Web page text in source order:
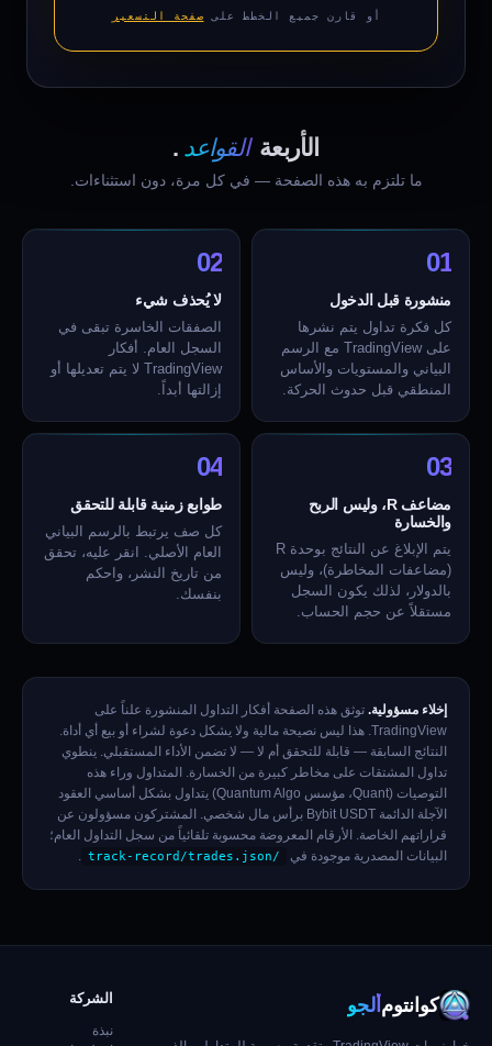
أو قارن جميع الخطط على صفحة التسعير
الأربعة القواعد .
ما تلتزم به هذه الصفحة — في كل مرة، دون استثناءات.
01
منشورة قبل الدخول
كل فكرة تداول يتم نشرها
على TradingView مع الرسم
البياني والمستويات والأساس
المنطقي قبل حدوث الحركة.
02
لا يُحذف شيء
الصفقات الخاسرة تبقى في
السجل العام. أفكار
TradingView لا يتم تعديلها أو
إزالتها أبداً.
03
مضاعف R، وليس الربح
والخسارة
يتم الإبلاغ عن النتائج بوحدة R
(مضاعفات المخاطرة)، وليس
بالدولار، لذلك يكون السجل
مستقلاً عن حجم الحساب.
04
طوابع زمنية قابلة للتحقق
كل صف يرتبط بالرسم البياني
العام الأصلي. انقر عليه، تحقق
من تاريخ النشر، واحكم
بنفسك.
إخلاء مسؤولية. توثق هذه الصفحة أفكار التداول المنشورة علناً على
TradingView. هذا ليس نصيحة مالية ولا يشكل دعوة لشراء أو بيع أي أداة.
النتائج السابقة — قابلة للتحقق أم لا — لا تضمن الأداء المستقبلي. ينطوي
تداول المشتقات على مخاطر كبيرة من الخسارة. المتداول وراء هذه
التوصيات (Quant، مؤسس Quantum Algo) يتداول بشكل أساسي العقود
الآجلة الدائمة Bybit USDT برأس مال شخصي. المشتركون مسؤولون عن
قراراتهم الخاصة. الأرقام المعروضة محسوبة تلقائياً من سجل التداول العام؛
البيانات المصدرية موجودة في
/track-record/trades.json
.
كوانتوم ألجو الشركة
نبذة